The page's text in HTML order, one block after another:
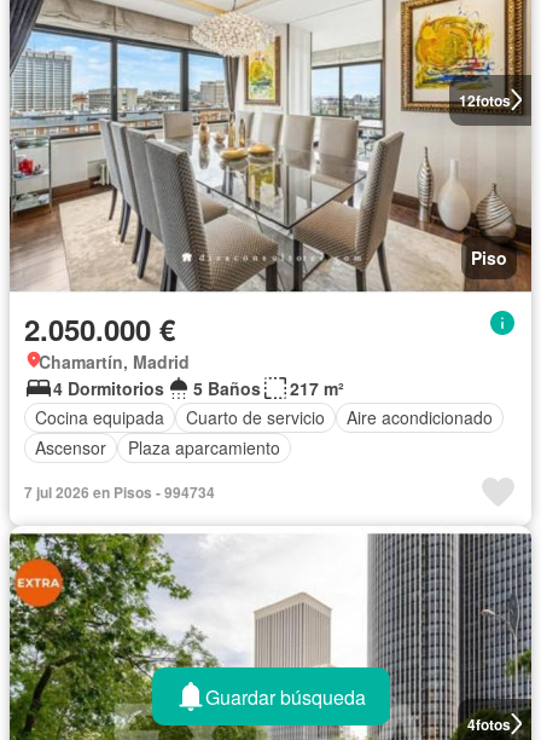
12fotos
Piso
2.050.000 €
Chamartín, Madrid
4 Dormitorios
5 Baños
217 m²
Cocina equipada
Cuarto de servicio
Aire acondicionado
Ascensor
Plaza aparcamiento
7 jul 2026 en Pisos - 994734
4fotos
Guardar búsqueda